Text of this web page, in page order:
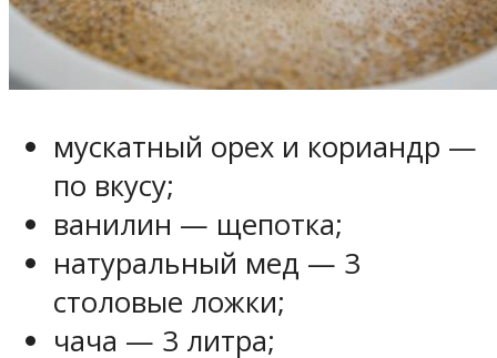
мускатный орех и кориандр —
по вкусу;
ванилин — щепотка;
натуральный мед — 3
столовые ложки;
чача — 3 литра;